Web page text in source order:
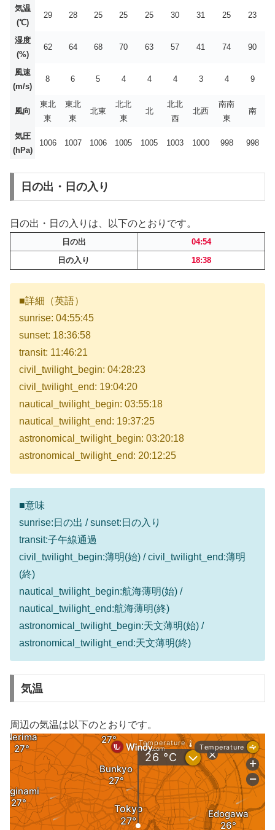
気温
(℃)
29 28 25 25 25 30 31 25 23
湿度
(%)
62 64 68 70 63 57 41 74 90
風速
(m/s)
8 6 5 4 4 4 3 4 9
風向
東北
東
東北
東
北東
北北
東
北
北北
西
北西
南南
東
南
気圧
(hPa)
1006 1007 1006 1005 1005 1003 1000 998 998
日の出・日の入り
日の出・日の入りは、以下のとおりです。
日の出
04:54
日の入り
18:38
■詳細（英語）
sunrise: 04:55:45
sunset: 18:36:58
transit: 11:46:21
civil_twilight_begin: 04:28:23
civil_twilight_end: 19:04:20
nautical_twilight_begin: 03:55:18
nautical_twilight_end: 19:37:25
astronomical_twilight_begin: 03:20:18
astronomical_twilight_end: 20:12:25
■意味
sunrise:日の出 / sunset:日の入り
transit:子午線通過
civil_twilight_begin:薄明(始) / civil_twilight_end:薄明
(終)
nautical_twilight_begin:航海薄明(始) /
nautical_twilight_end:航海薄明(終)
astronomical_twilight_begin:天文薄明(始) /
astronomical_twilight_end:天文薄明(終)
気温
周辺の気温は以下のとおりです。